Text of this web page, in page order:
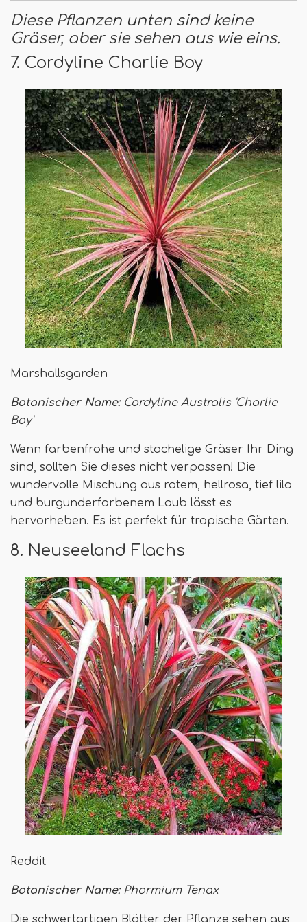
Diese Pflanzen unten sind keine
Gräser, aber sie sehen aus wie eins.
7. Cordyline Charlie Boy
Marshallsgarden
Botanischer Name: Cordyline Australis 'Charlie
Boy'
Wenn farbenfrohe und stachelige Gräser Ihr Ding
sind, sollten Sie dieses nicht verpassen! Die
wundervolle Mischung aus rotem, hellrosa, tief lila
und burgunderfarbenem Laub lässt es
hervorheben. Es ist perfekt für tropische Gärten.
8. Neuseeland Flachs
Reddit
Botanischer Name: Phormium Tenax
Die schwertartigen Blätter der Pflanze sehen aus